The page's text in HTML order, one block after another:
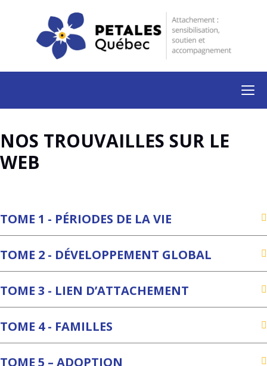
NOS TROUVAILLES SUR LE
WEB
TOME 1 - PÉRIODES DE LA VIE
TOME 2 - DÉVELOPPEMENT GLOBAL
TOME 3 - LIEN D’ATTACHEMENT
TOME 4 - FAMILLES
TOME 5 – ADOPTION